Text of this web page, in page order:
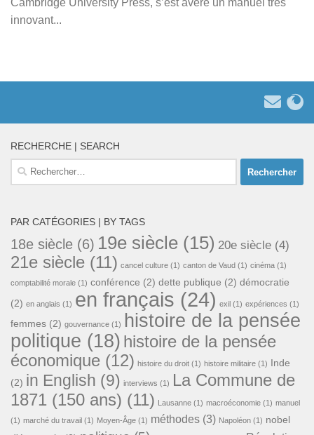
Cambridge University Press, s’est avéré un manuel très
innovant...
RECHERCHE | SEARCH
Rechercher :
PAR CATÉGORIES | BY TAGS
18e siècle (6) 19e siècle (15) 20e siècle (4)
21e siècle (11) cancel culture (1) canton de Vaud (1) cinéma (1)
comptabilité morale (1) conférence (2) dette publique (2) démocratie
(2) en anglais (1) en français (24) exil (1) expériences (1)
femmes (2) gouvernance (1) histoire de la pensée
politique (18) histoire de la pensée
économique (12) histoire du droit (1) histoire militaire (1)
Inde
(2) in English (9) interviews (1) La Commune de
1871 (150 ans) (11) Lausanne (1) macroéconomie (1) manuel
(1) marché du travail (1) Moyen-Âge (1) méthodes (3) Napoléon (1) nobel